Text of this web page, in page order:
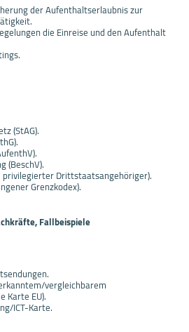
der Aufenthaltserlaubnis zur
die Einreise und den Aufenthalt
(StAG).
(BeschV).
privilegierter Drittstaatsangehöriger).
Grenzkodex).
Fallbeispiele
vergleichbarem
Karte EU).
ICT-Karte.